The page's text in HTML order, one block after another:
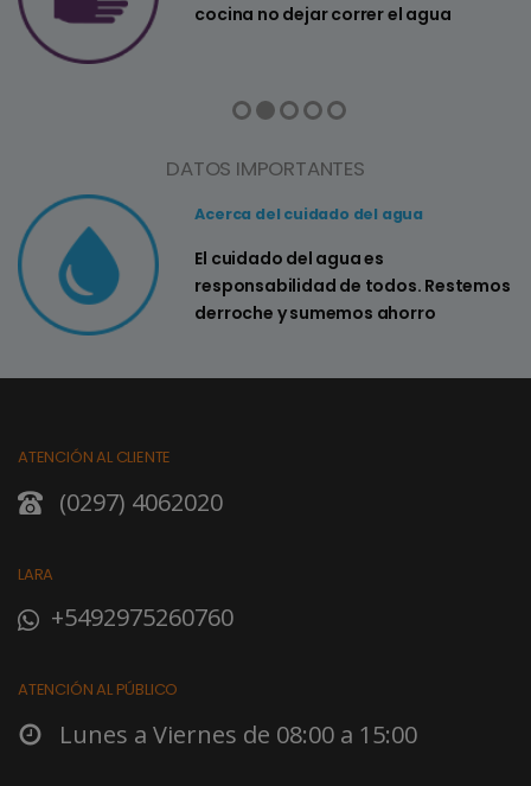
cocina no dejar correr el agua
DATOS IMPORTANTES
Acerca del cuidado del agua
El cuidado del agua es
responsabilidad de todos. Restemos
derroche y sumemos ahorro
ATENCIÓN AL CLIENTE
(0297) 4062020
LARA
+5492975260760
ATENCIÓN AL PÚBLICO
Lunes a Viernes de 08:00 a 15:00